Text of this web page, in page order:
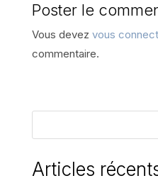
Poster le
Vous devez vous
commentaire.
Articles